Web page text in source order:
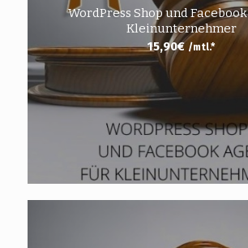
WordPress Shop und
Kleinunternehmer
15,90€ /mtl.*